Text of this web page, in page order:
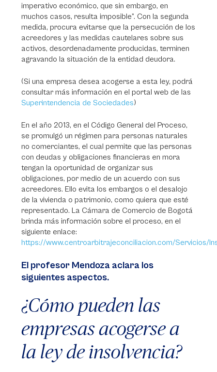
imperativo económico, que sin embargo, en
muchos casos, resulta imposible”. Con la segunda
medida, procura evitarse que la persecución de los
acreedores y las medidas cautelares sobre sus
activos, desordenadamente producidas, terminen
agravando la situación de la entidad deudora.
(Si una empresa desea acogerse a esta ley, podrá
consultar más información en el portal web de las
Superintendencia de Sociedades)
En el año 2013, en el Código General del Proceso,
se promulgó un régimen para personas naturales
no comerciantes, el cual permite que las personas
con deudas y obligaciones financieras en mora
tengan la oportunidad de organizar sus
obligaciones, por medio de un acuerdo con sus
acreedores. Ello evita los embargos o el desalojo
de la vivienda o patrimonio, como quiera que esté
representado. La Cámara de Comercio de Bogotá
brinda más información sobre el proceso, en el
siguiente enlace:
https://www.centroarbitrajeconciliacion.com/Servicios/
El profesor Mendoza aclara los
siguientes aspectos.
¿Cómo pueden las
empresas acogerse a
la ley de insolvencia?